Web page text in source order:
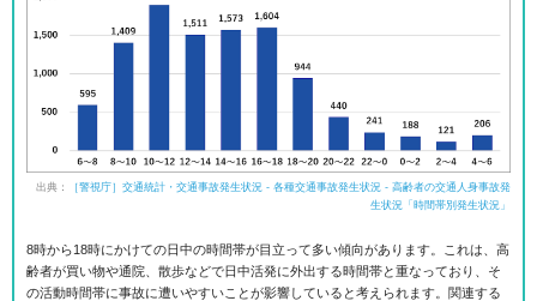
出典：
［警視庁］交通統計・交通事故発生状況 - 各種交通事故発生状況 - 高齢者の交通人身事故発
生状況「時間帯別発生状況」
8時から18時にかけての日中の時間帯が目立って多い傾向があります。これは、高
齢者が買い物や通院、散歩などで日中活発に外出する時間帯と重なっており、そ
の活動時間帯に事故に遭いやすいことが影響していると考えられます。関連する